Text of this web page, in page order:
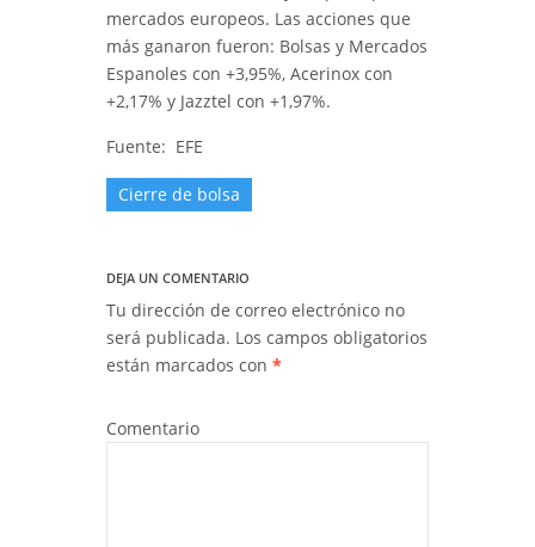
mercados europeos. Las acciones que
más ganaron fueron: Bolsas y Mercados
Espanoles con +3,95%, Acerinox con
+2,17% y Jazztel con +1,97%.
Fuente: EFE
Cierre de bolsa
DEJA UN COMENTARIO
Tu dirección de correo electrónico no
será publicada. Los campos obligatorios
están marcados con *
Comentario